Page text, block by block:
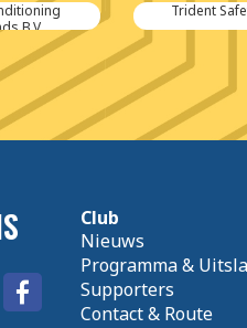
B.V.
Trident
Club
Nieuws
Programma &
Supporters
Contact & Route